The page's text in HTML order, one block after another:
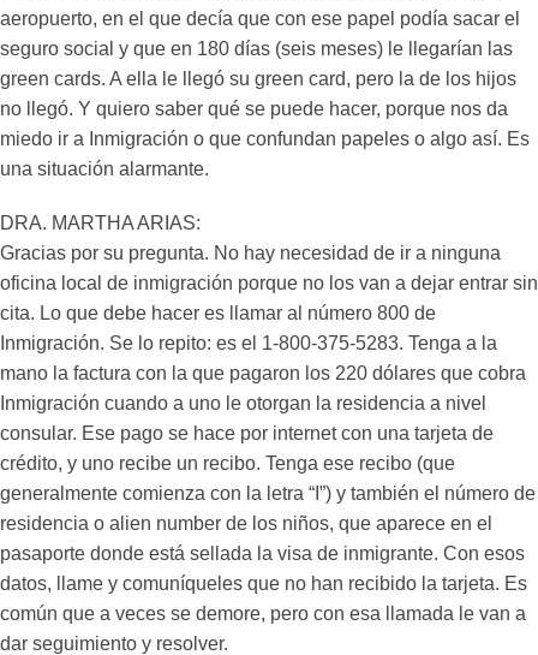
aeropuerto, en el que decía que con ese papel podía sacar el
seguro social y que en 180 días (seis meses) le llegarían las
green cards. A ella le llegó su green card, pero la de los hijos
no llegó. Y quiero saber qué se puede hacer, porque nos da
miedo ir a Inmigración o que confundan papeles o algo así. Es
una situación alarmante.
DRA. MARTHA ARIAS:
Gracias por su pregunta. No hay necesidad de ir a ninguna
oficina local de inmigración porque no los van a dejar entrar sin
cita. Lo que debe hacer es llamar al número 800 de
Inmigración. Se lo repito: es el 1-800-375-5283. Tenga a la
mano la factura con la que pagaron los 220 dólares que cobra
Inmigración cuando a uno le otorgan la residencia a nivel
consular. Ese pago se hace por internet con una tarjeta de
crédito, y uno recibe un recibo. Tenga ese recibo (que
generalmente comienza con la letra “I”) y también el número de
residencia o alien number de los niños, que aparece en el
pasaporte donde está sellada la visa de inmigrante. Con esos
datos, llame y comuníqueles que no han recibido la tarjeta. Es
común que a veces se demore, pero con esa llamada le van a
dar seguimiento y resolver.